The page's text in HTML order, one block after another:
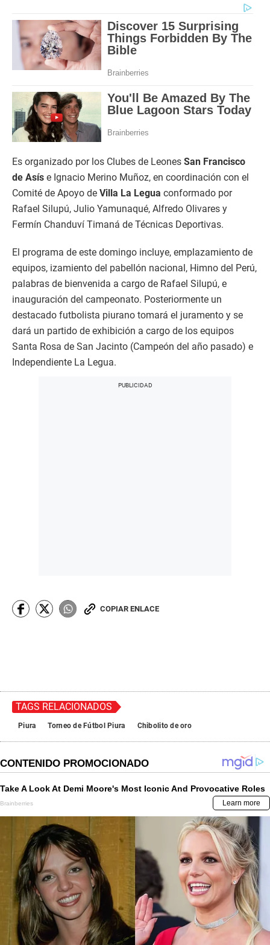
Es organizado por los Clubes de Leones San Francisco
de Asís e Ignacio Merino Muñoz, en coordinación con el
Comité de Apoyo de Villa La Legua conformado por
Rafael Silupú, Julio Yamunaqué, Alfredo Olivares y
Fermín Chanduví Timaná de Técnicas Deportivas.
El programa de este domingo incluye, emplazamiento de
equipos, izamiento del pabellón nacional, Himno del Perú,
palabras de bienvenida a cargo de Rafael Silupú, e
inauguración del campeonato. Posteriormente un
destacado futbolista piurano tomará el juramento y se
dará un partido de exhibición a cargo de los equipos
Santa Rosa de San Jacinto (Campeón del año pasado) e
Independiente La Legua.
COPIAR ENLACE
TAGS RELACIONADOS
Piura Torneo de Fútbol Piura Chibolito de oro